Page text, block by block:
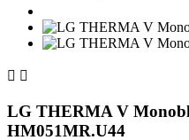
 
LG THERMA V
HM051MR.U44